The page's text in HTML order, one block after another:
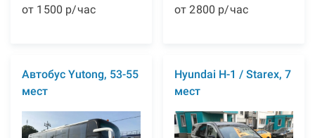
от 1500 р/час от2800 р/час
Автобус Yutong, 53-55
мест
Hyundai H-1 / Starex, 7
мест